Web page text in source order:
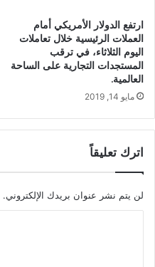
ارتفع الدولار الأمريكي أمام
العملات الرئيسية خلال تعاملات
اليوم الثلاثاء، في ترقب
المستجدات التجارية على الساحة
العالمية.
مايو 14, 2019
اترك تعليقاً
لن يتم نشر عنوان بريدك الإلكتروني.